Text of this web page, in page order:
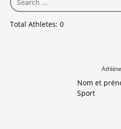
Total Athletes: 0
Athlète
Nom et
Sport